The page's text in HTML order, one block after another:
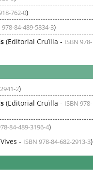
762-0)
978-84-489-5834-3)
(Editorial Cruïlla - ISBN 978-
2)
(Editorial Cruïlla - ISBN 978-
84-489-3196-4)
- ISBN 978-84-682-2913-3)